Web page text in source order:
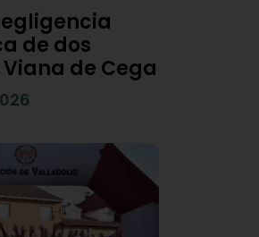
de dos
de Cega